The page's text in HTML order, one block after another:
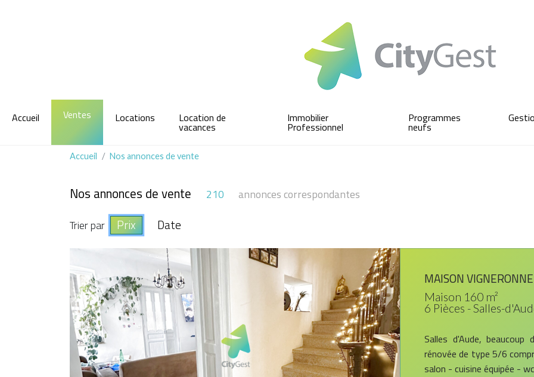
Accueil Ventes Locations Location de
vacances
Immobilier
Professionnel
Programmes
neufs
Accueil Nos annonces de vente
Nos annonces de vente 210
annonces correspondantes
Trier par
Prix Date
MAISON
Maison 160 m²
6 Pièces - Salles-
Salles d'Aude,
rénovée de type 5/6
salon - cuisine équipée -